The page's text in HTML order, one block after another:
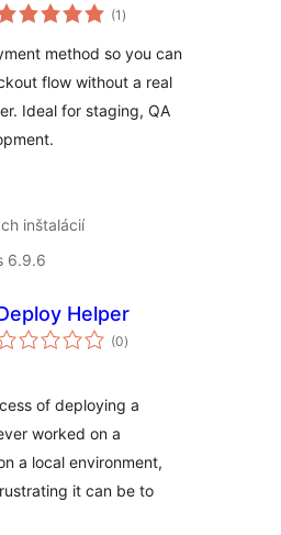
(1 celkové
hodnotenie
)
method so you can
flow without a real
Ideal for staging, QA
inštalácií
6.9.6
Helper
(0celkové
hodnotenie
)
of deploying a
worked on a
a local environment,
it can be to